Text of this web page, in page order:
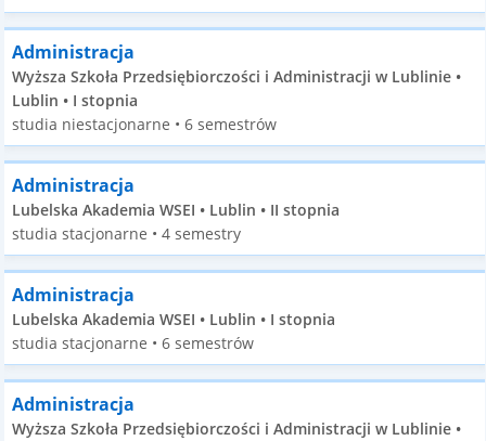
Administracja
Wyższa Szkoła Przedsiębiorczości i Administracji w Lublinie •
Lublin • I stopnia
studia niestacjonarne • 6 semestrów
Administracja
Lubelska Akademia WSEI • Lublin • II stopnia
studia stacjonarne • 4 semestry
Administracja
Lubelska Akademia WSEI • Lublin • I stopnia
studia stacjonarne • 6 semestrów
Administracja
Wyższa Szkoła Przedsiębiorczości i Administracji w Lublinie •